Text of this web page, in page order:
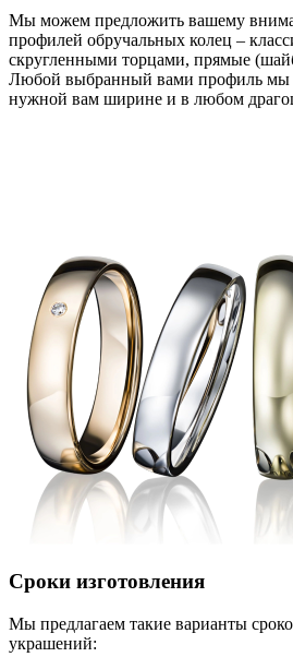
Мы можем предложить вашему
профилей обручальных колец –
скругленными торцами, прямые
Любой выбранный вами профиль мы
нужной вам ширине и в любом
Сроки изготовления
Мы предлагаем такие варианты
украшений: